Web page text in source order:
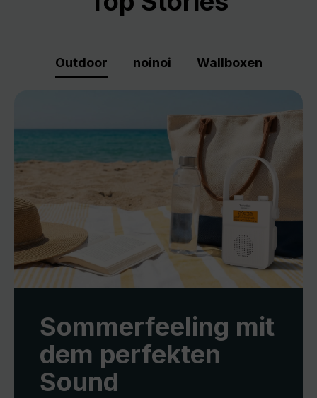
Outdoor noinoi Wallboxen
Sommerfeeling mit
dem perfekten
Sound